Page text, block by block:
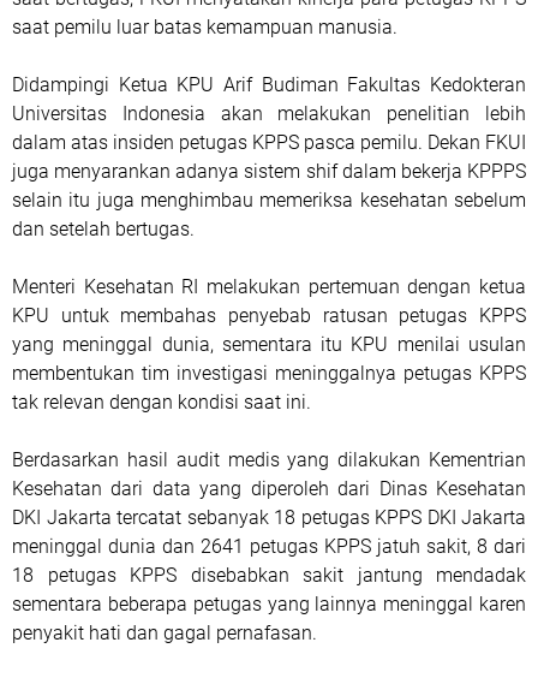
saat pemilu luar batas kemampuan manusia.
Didampingi Ketua KPU Arif Budiman Fakultas Kedokteran
Universitas Indonesia akan melakukan penelitian lebih
dalam atas insiden petugas KPPS pasca pemilu. Dekan FKUI
juga menyarankan adanya sistem shif dalam bekerja KPPPS
selain itu juga menghimbau memeriksa kesehatan sebelum
dan setelah bertugas.
Menteri Kesehatan RI melakukan pertemuan dengan ketua
KPU untuk membahas penyebab ratusan petugas KPPS
yang meninggal dunia, sementara itu KPU menilai usulan
membentukan tim investigasi meninggalnya petugas KPPS
tak relevan dengan kondisi saat ini.
Berdasarkan hasil audit medis yang dilakukan Kementrian
Kesehatan dari data yang diperoleh dari Dinas Kesehatan
DKI Jakarta tercatat sebanyak 18 petugas KPPS DKI Jakarta
meninggal dunia dan 2641 petugas KPPS jatuh sakit, 8 dari
18 petugas KPPS disebabkan sakit jantung mendadak
sementara beberapa petugas yang lainnya meninggal karen
penyakit hati dan gagal pernafasan.